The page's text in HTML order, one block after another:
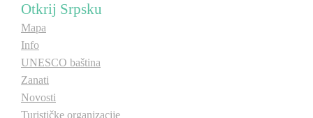
E-Brochure
Otkrij Srpsku
Otkrij Srpsku
Mapa
Info
UNESCO baština
Zanati
Novosti
Turističke organizacije